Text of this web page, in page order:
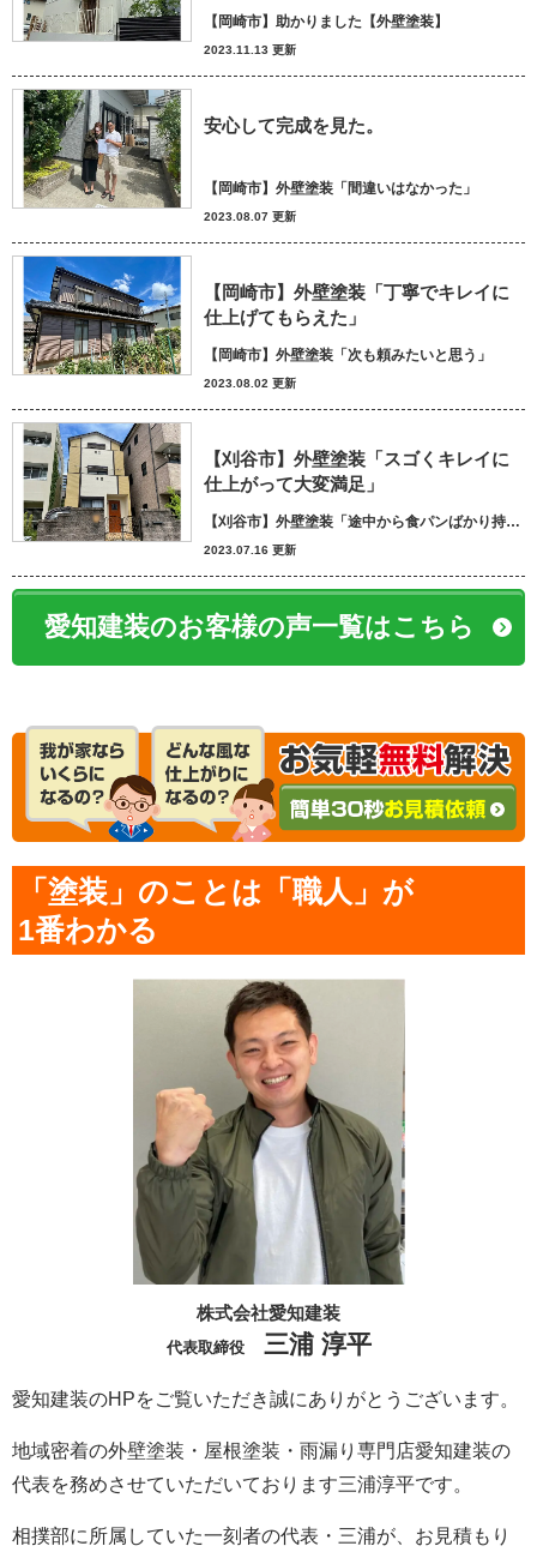
【岡崎市】助かりました【外壁塗装】
2023.11.13 更新
安心して完成を見た。
【岡崎市】外壁塗装「間違いはなかった」
2023.08.07 更新
【岡崎市】外壁塗装「丁寧でキレイに
仕上げてもらえた」
【岡崎市】外壁塗装「次も頼みたいと思う」
2023.08.02 更新
【刈谷市】外壁塗装「スゴくキレイに
仕上がって大変満足」
【刈谷市】外壁塗装「途中から食パンばかり持ってきてパン屋さんかと思いました笑」
2023.07.16 更新
愛知建装のお客様の声一覧はこちら
「塗装」のことは「職人」が
1番わかる
株式会社愛知建装
代表取締役 三浦 淳平
愛知建装のHPをご覧いただき誠にありがとうございます。
地域密着の外壁塗装・屋根塗装・雨漏り専門店愛知建装の
代表を務めさせていただいております三浦淳平です。
相撲部に所属していた一刻者の代表・三浦が、お見積もり